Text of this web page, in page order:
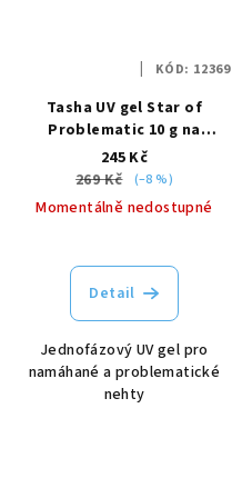
Tasha UV gel Star of
Problematic 10 g na
problematické nehty
245 Kč
269 Kč
(–8 %)
Momentálně nedostupné
Detail
Jednofázový UV gel pro
namáhané a problematické
nehty
KÓD: 12369